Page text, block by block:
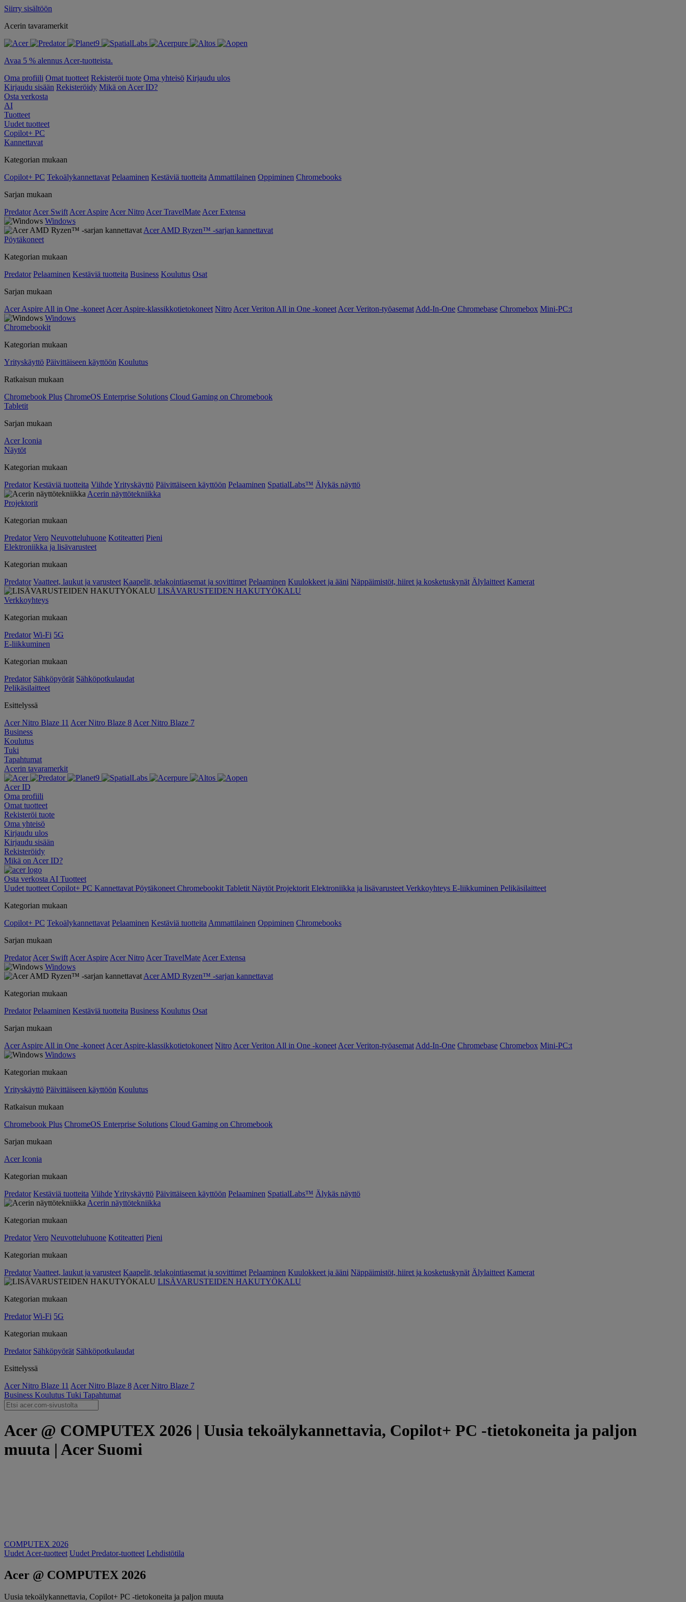
Siirry sisältöön
Acerin tavaramerkit
Avaa 5 % alennus Acer-tuotteista.
Oma profiili Omat tuotteet Rekisteröi tuote Oma yhteisö Kirjaudu ulos
Kirjaudu sisään Rekisteröidy Mikä on Acer ID?
Osta verkosta
AI
Tuotteet
Uudet tuotteet
Copilot+ PC
Kannettavat
Kategorian mukaan
Copilot+ PC Tekoälykannettavat Pelaaminen Kestäviä tuotteita Ammattilainen Oppiminen Chromebooks
Sarjan mukaan
Predator Acer Swift Acer Aspire Acer Nitro Acer TravelMate Acer Extensa
Windows
Acer AMD Ryzen™ -sarjan kannettavat
Pöytäkoneet
Kategorian mukaan
Predator Pelaaminen Kestäviä tuotteita Business Koulutus Osat
Sarjan mukaan
Acer Aspire All in One -koneet Acer Aspire-klassikkotietokoneet Nitro Acer Veriton All in One -koneet Acer Veriton-työasemat Add-In-One Chromebase Chromebox Mini-PC:t
Windows
Chromebookit
Kategorian mukaan
Yrityskäyttö Päivittäiseen käyttöön Koulutus
Ratkaisun mukaan
Chromebook Plus ChromeOS Enterprise Solutions Cloud Gaming on Chromebook
Tabletit
Sarjan mukaan
Acer Iconia
Näytöt
Kategorian mukaan
Predator Kestäviä tuotteita ViihdeYrityskäyttö Päivittäiseen käyttöön Pelaaminen SpatialLabs™ Älykäs näyttö
Acerin näyttötekniikka
Projektorit
Kategorian mukaan
Predator Vero Neuvotteluhuone Kotiteatteri Pieni
Elektroniikka ja lisävarusteet
Kategorian mukaan
Predator Vaatteet, laukut ja varusteet Kaapelit, telakointiasemat ja sovittimet Pelaaminen Kuulokkeet ja ääni Näppäimistöt, hiiret ja kosketuskynät Älylaitteet Kamerat
LISÄVARUSTEIDEN HAKUTYÖKALU
Verkkoyhteys
Kategorian mukaan
Predator Wi-Fi 5G
E-liikkuminen
Kategorian mukaan
Predator Sähköpyörät Sähköpotkulaudat
Pelikäsilaitteet
Esittelyssä
Acer Nitro Blaze 11 Acer Nitro Blaze 8 Acer Nitro Blaze 7
Business
Koulutus
Tuki
Tapahtumat
Acerin tavaramerkit
Acer ID
Oma profiili
Omat tuotteet
Rekisteröi tuote
Oma yhteisö
Kirjaudu ulos
Kirjaudu sisään
Rekisteröidy
Mikä on Acer ID?
Osta verkosta AI Tuotteet
Uudet tuotteet Copilot+ PC Kannettavat Pöytäkoneet Chromebookit Tabletit Näytöt Projektorit Elektroniikka ja lisävarusteet Verkkoyhteys E-liikkuminen Pelikäsilaitteet
Kategorian mukaan
Copilot+ PC Tekoälykannettavat Pelaaminen Kestäviä tuotteita Ammattilainen Oppiminen Chromebooks
Sarjan mukaan
Predator Acer Swift Acer Aspire Acer Nitro Acer TravelMate Acer Extensa
Windows
Acer AMD Ryzen™ -sarjan kannettavat
Kategorian mukaan
Predator Pelaaminen Kestäviä tuotteita Business Koulutus Osat
Sarjan mukaan
Acer Aspire All in One -koneet Acer Aspire-klassikkotietokoneet Nitro Acer Veriton All in One -koneet Acer Veriton-työasemat Add-In-One Chromebase Chromebox Mini-PC:t
Windows
Kategorian mukaan
Yrityskäyttö Päivittäiseen käyttöön Koulutus
Ratkaisun mukaan
Chromebook Plus ChromeOS Enterprise Solutions Cloud Gaming on Chromebook
Sarjan mukaan
Acer Iconia
Kategorian mukaan
Predator Kestäviä tuotteita ViihdeYrityskäyttö Päivittäiseen käyttöön Pelaaminen SpatialLabs™ Älykäs näyttö
Acerin näyttötekniikka
Kategorian mukaan
Predator Vero Neuvotteluhuone Kotiteatteri Pieni
Kategorian mukaan
Predator Vaatteet, laukut ja varusteet Kaapelit, telakointiasemat ja sovittimet Pelaaminen Kuulokkeet ja ääni Näppäimistöt, hiiret ja kosketuskynät Älylaitteet Kamerat
LISÄVARUSTEIDEN HAKUTYÖKALU
Kategorian mukaan
Predator Wi-Fi 5G
Kategorian mukaan
Predator Sähköpyörät Sähköpotkulaudat
Esittelyssä
Acer Nitro Blaze 11 Acer Nitro Blaze 8 Acer Nitro Blaze 7
Business Koulutus Tuki Tapahtumat
Acer @ COMPUTEX 2026 | Uusia tekoälykannettavia, Copilot+ PC -tietokoneita ja paljon
muuta | Acer Suomi
COMPUTEX 2026
Uudet Acer-tuotteet Uudet Predator-tuotteet Lehdistötila
Acer @ COMPUTEX 2026
Uusia tekoälykannettavia, Copilot+ PC -tietokoneita ja paljon muuta